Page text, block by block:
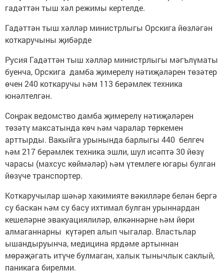
гадәттән тыш хәл режимы кертелде.
Гадәттән тыш хәлләр министрлыгы Орскига йөзләгән
коткаручыны җибәрде
Русия Гадәттән тыш хәлләр министрлыгы мәгълүматы
буенча, Орскига дамба җимерелү нәтиҗәләрен төзәтер
өчен 240 коткаручы һәм 113 берәмлек техника
юнәлтелгән.
Соңрак ведомство дамба җимерелү нәтиҗәләрен
төзәтү максатында көч һәм чаралар төркемен
арттырды. Вакыйга урынында барлыгы 440 белгеч
һәм 217 берәмлек техника эшли, шул исәптә 30 йөзү
чарасы (махсус көймәләр) һәм үтемлеге югары булган
йөзүче транспортер.
Коткаручылар шәһәр хакимияте вәкилләре белән бергә
су баскан һәм су басу ихтимал булган урыннардан
кешеләрне эвакуациялиләр, өлкәннәрне һәм йөри
алмаганнарны күтәреп алып чыгалар. Властьлар
ышандыруынча, медицина ярдәме артыннан
мөрәҗәгать итүче булмаган, халык тынычлык саклый,
паникага бирелми.